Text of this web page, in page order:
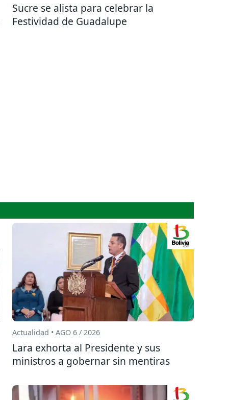
Sucre se alista para celebrar la
Festividad de Guadalupe
Actualidad • AGO 6 / 2026
Lara exhorta al Presidente y sus
ministros a gobernar sin mentiras